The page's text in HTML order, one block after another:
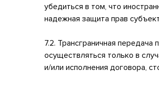
убедиться в том, что
надежная защита прав
7.2. Трансграничная
осуществляться только в
и/или исполнения договора,